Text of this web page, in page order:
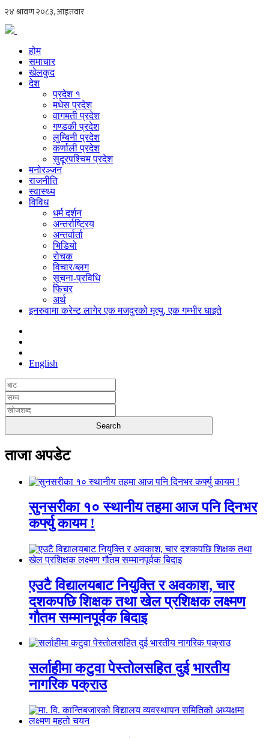
होम
समाचार
खेलकुद
देश
प्रदेश १
मधेस प्रदेश
वागमती प्रदेश
गण्डकी प्रदेश
लुम्बिनी प्रदेश
कर्णाली प्रदेश
सुदूरपश्चिम प्रदेश
मनोरञ्जन
राजनीति
स्वास्थ्य
विविध
धर्म दर्शन
अन्तर्राष्ट्रिय
अन्तर्वार्ता
भिडियो
रोचक
विचार/ब्लग
सूचना-प्रविधि
फिचर
अर्थ
इनरुवामा करेन्ट लागेर एक मजदुरको मृत्यु, एक गम्भीर घाइते
English
ताजा अपडेट
सुनसरीका १० स्थानीय तहमा आज पनि दिनभर
कर्फ्यु कायम !
एउटै विद्यालयबाट नियुक्ति र अवकाश, चार
दशकपछि शिक्षक तथा खेल प्रशिक्षक लक्ष्मण
गौतम सम्मानपूर्वक बिदाइ
सर्लाहीमा कटुवा पेस्तोलसहित दुई भारतीय
नागरिक पक्राउ